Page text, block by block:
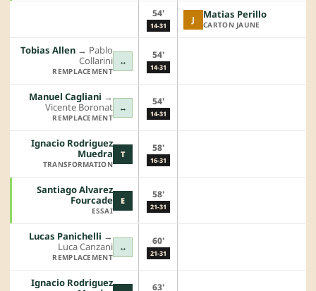
54'
14-31
J Matias Perillo
CARTON JAUNE
↔
Tobias Allen →︎ Pablo
Collarini
REMPLACEMENT
54'
14-31
↔
Manuel Cagliani →︎
Vicente Boronat
REMPLACEMENT
54'
14-31
T
Ignacio Rodriguez
Muedra
TRANSFORMATION
58'
16-31
E
Santiago Alvarez
Fourcade
ESSAI
58'
21-31
↔
Lucas Panichelli →︎
Luca Canzani
REMPLACEMENT
60'
21-31
Ignacio Rodriguez
63'